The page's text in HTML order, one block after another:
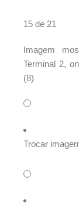
15 de 21
Imagem
Terminal 2,
(8)
Trocar